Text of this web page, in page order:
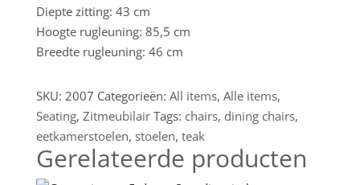
Diepte zitting: 43 cm
Hoogte rugleuning: 85,5 cm
Breedte rugleuning: 46 cm
SKU: 2007 Categorieën: All items, Alle items,
Seating, Zitmeubilair Tags: chairs, dining chairs,
eetkamerstoelen, stoelen, teak
Gerelateerde producten